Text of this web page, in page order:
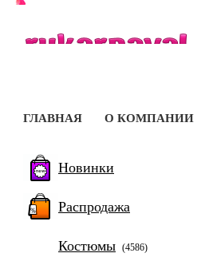
ГЛАВНАЯ О КОМПАНИИ
Новинки
Распродажа
Костюмы (4586)